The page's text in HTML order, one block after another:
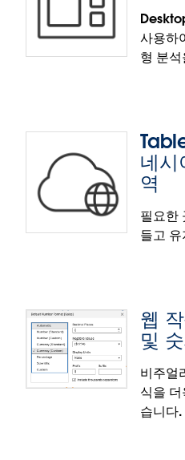
사용자는 Tableau Agent
Tableau Agent와 모국어
계 Tableau 커뮤니티에서
을 제공합니다.
사용하
형 분
Desktop의
을 높일 수 있도록 지원합니
네시
역
필요한
들고
Tableau Cloud
싱가포르 지역
인도네시아 및 싱가포르 지
장 위치 요구 사항을 충족
웹
및
비주얼
식을
습니다.